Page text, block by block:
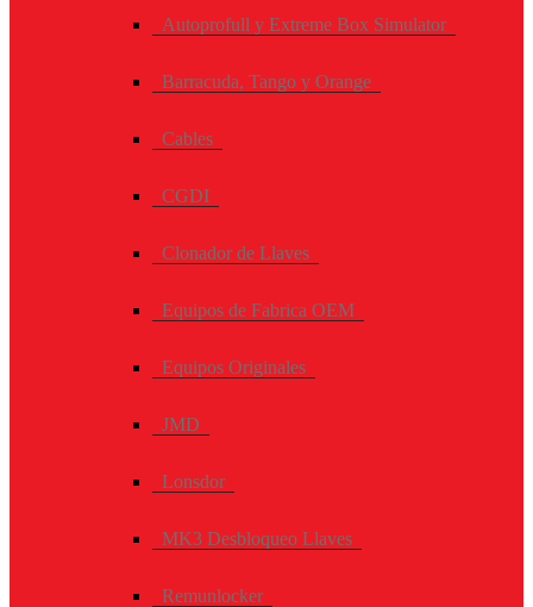
Autoprofull y Extreme Box Simulator
Barracuda, Tango y Orange
Cables
CGDI
Clonador de Llaves
Equipos de Fabrica OEM
Equipos Originales
JMD
Lonsdor
MK3 Desbloqueo Llaves
Remunlocker